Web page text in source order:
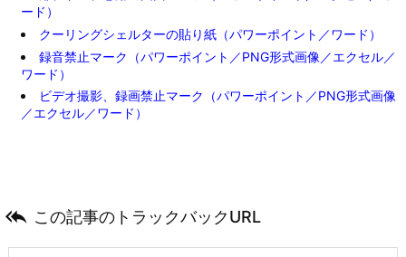
ード）
クーリングシェルターの貼り紙（パワーポイント／ワード）
録音禁止マーク（パワーポイント／PNG形式画像／エクセル／
ワード）
ビデオ撮影、録画禁止マーク（パワーポイント／PNG形式画像
／エクセル／ワード）
 この記事のトラックバックURL